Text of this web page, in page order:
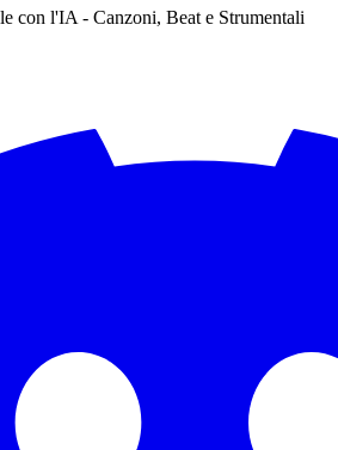
con l'IA - Canzoni, Beat e Strumentali